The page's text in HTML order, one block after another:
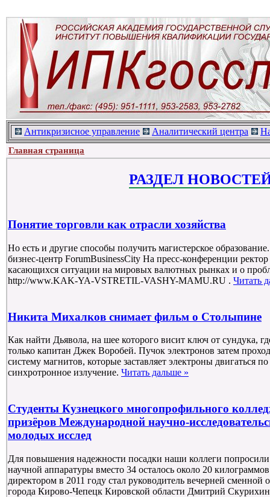
Антикризисное управление Аналитический центра
Главная страница
РАЗДЕЛ
Понятие торговли как отрасли хозяйства
Но есть и другие способы получить магистерское
бизнес-центр ForumBusinessCity На пресс-конференции ректор
касающихся ситуации на мировых валютных рынках и о
http://www.KAK-YA-VSTRETIL-VASHY-MAMU.RU . Читать
Никита Михалков снимает фильм о Столыпине
Как найти Дьявола, на шее которого висит ключ от сундука,
только капитан Джек Воробей. Пучок электронов затем
систему магнитов, которые заставляет электроны двигаться
синхротронное излучение. Читать дальше »
Студенты Кузнецкого многопрофильного
призёров Международной научно-
молодых исслед
Для повышения надежности посадки наши коллеги попросили
научной аппаратуры вместо 34 осталось около 20
директором в 2011 году стал руководитель вечерней
города Кирово-Чепецк Кировской области Дмитрий